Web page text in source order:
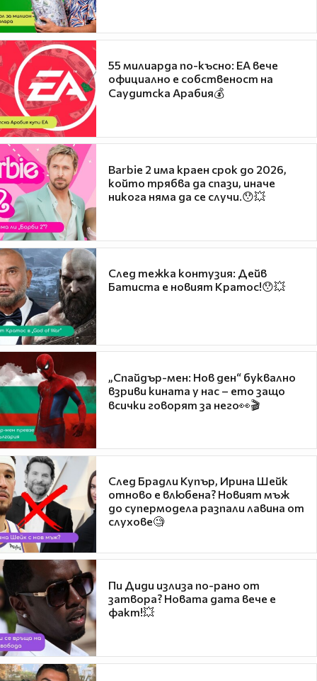
55 милиарда по-късно: EA вече
официално е собственост на
Саудитска Арабия💰
Barbie 2 има краен срок до 2026,
който трябва да спази, иначе
никога няма да се случи.😯💥
След тежка контузия: Дейв
Батиста е новият Кратос!😯💥
„Спайдър-мен: Нов ден“ буквално
взриви кината у нас – ето защо
всички говорят за него👀🎬
След Брадли Купър, Ирина Шейк
отново е влюбена? Новият мъж
до супермодела разпали лавина от
слухове🧐
Пи Диди излиза по-рано от
затвора? Новата дата вече е
факт!💥